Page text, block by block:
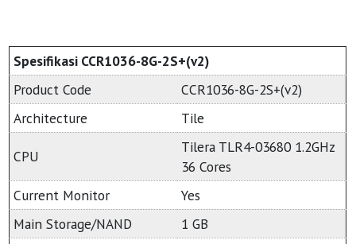
Spesifikasi CCR1036-8G-2S+(v2)
Product Code
CCR1036-8G-2S+(v2)
Architecture
Tile
CPU
Tilera TLR4-03680 1.2GHz
36 Cores
Current Monitor
Yes
Main Storage/NAND
1 GB